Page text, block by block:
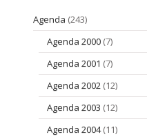
Agenda (243)
Agenda 2000 (7)
Agenda 2001 (7)
Agenda 2002 (12)
Agenda 2003 (12)
Agenda 2004(11)